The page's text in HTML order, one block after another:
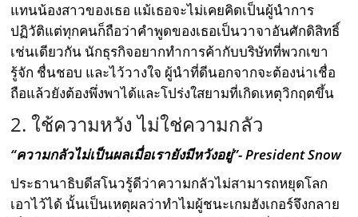
แทนน้องสาวของเธอ แม้เธอจะไม่เคยคิดเป็นผู้นำการ
ปฏิวัติแต่ทุกคนก็ถือว่าคำพูดของเธอเป็นวาจาอันศักดิสิทธิ์
เช่นเดียวกัน นักธุรกิจอยากทำการค้ากับบริษัทที่พวกเขา
รู้จัก ชื่นชอบ และไว้วางใจ ผู้นำที่ดีนอกจากจะต้องน่าเชื่อ
ถือแล้วยังต้องพึ่งพาได้และโปร่งใสยามที่เกิดเหตุวิกฤตขึ้น
2. ใช้ความหวัง ไม่ใช่ความกลัว
“ความกลัวไม่เป็นผลเมื่อเรายังมีหวังอยู่”- President Snow
ประธานาธิบดีสโนวรู้ดีว่าความกลัวไม่สามารถหยุดโลก
เอาไว้ได้ นั้นเป็นเหตุผลว่าทำไมผู้ชนะเกมฮังเกอร์จึงกลาย